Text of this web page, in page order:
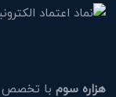
هزاره سوم با تخصص